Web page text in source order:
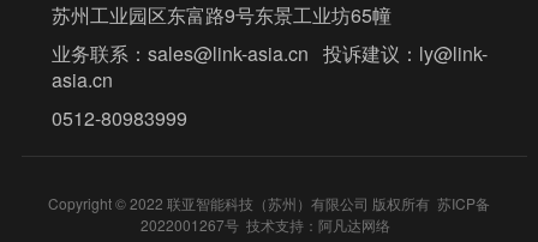
苏州工业园区东富路9号东景工业坊65幢
业务联系：sales@link-asia.cn 投诉建议：ly@link-
asia.cn
0512-80983999
Copyright © 2022 联亚智能科技（苏州）有限公司 版权所有 苏ICP备
2022001267号 技术支持 ： 阿凡达网络